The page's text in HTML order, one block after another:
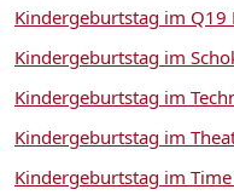
Kindergeburtstag im Q19
Kindergeburtstag im
Kindergeburtstag im
Kindergeburtstag im
Kindergeburtstag im